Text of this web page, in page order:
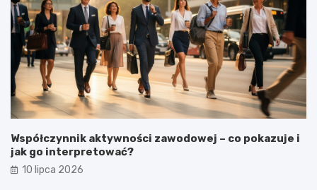
Współczynnik aktywności zawodowej – co pokazuje i
jak go interpretować?
10 lipca 2026